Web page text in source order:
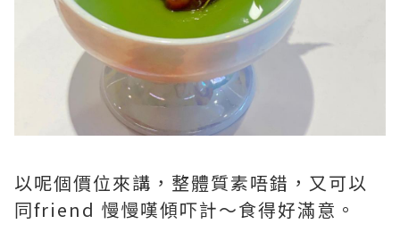
以呢個價位來講，整體質素唔錯，又可以
同friend 慢慢嘆傾吓計～食得好滿意。